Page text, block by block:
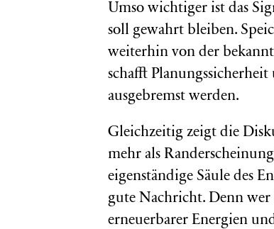
Umso wichtiger ist das
soll gewahrt bleiben.
weiterhin von der
schafft
ausgebremst werden.
Gleichzeitig zeigt die
mehr als
eigenständige Säule des
gute Nachricht. Denn
erneuerbarer Energien